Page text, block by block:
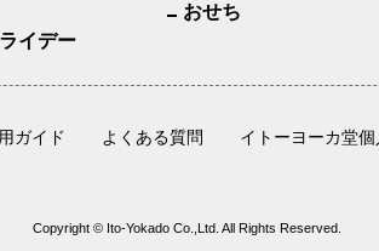
おせち
イデー
ガイド よくある質問 イトーヨーカ堂
Copyright © Ito-Yokado Co.,Ltd. All Rights Reserved.